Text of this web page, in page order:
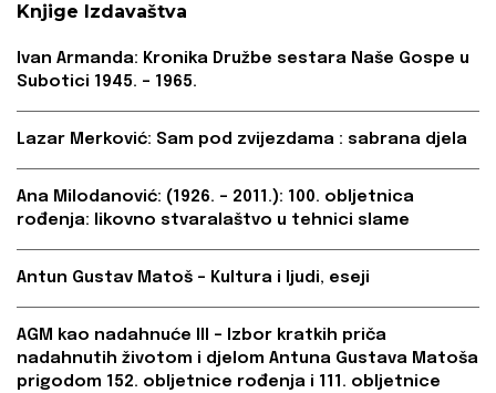
Knjige Izdavaštva
Ivan Armanda: Kronika Družbe sestara Naše Gospe u
Subotici 1945. – 1965.
Lazar Merković: Sam pod zvijezdama : sabrana djela
Ana Milodanović: (1926. – 2011.): 100. obljetnica
rođenja: likovno stvaralaštvo u tehnici slame
Antun Gustav Matoš – Kultura i ljudi, eseji
AGM kao nadahnuće III – Izbor kratkih priča
nadahnutih životom i djelom Antuna Gustava Matoša
prigodom 152. obljetnice rođenja i 111. obljetnice